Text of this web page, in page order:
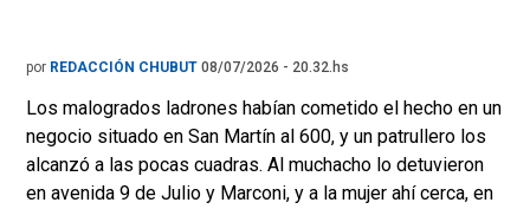
por REDACCIÓN CHUBUT 08/07/2026 - 20.32.hs
Los malogrados ladrones habían cometido el hecho en un
negocio situado en San Martín al 600, y un patrullero los
alcanzó a las pocas cuadras. Al muchacho lo detuvieron
en avenida 9 de Julio y Marconi, y a la mujer ahí cerca, en